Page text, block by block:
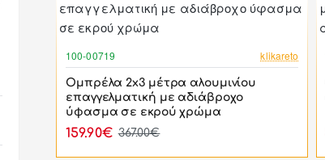
100-00719 klikareto
Ομπρέλα 2x3 μέτρα αλουμινίου
επαγγελματική με αδιάβροχο
ύφασμα σε εκρού χρώμα
159.90€ 367.00€